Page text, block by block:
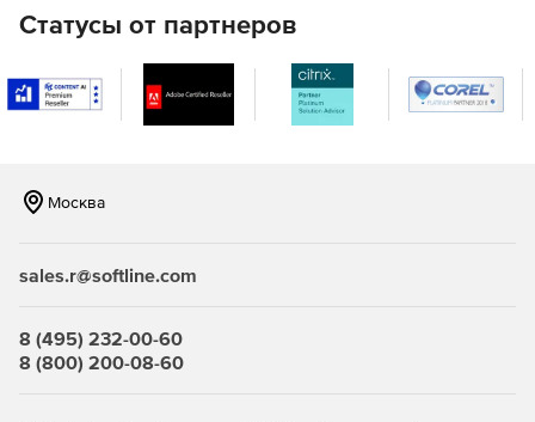
редактирование содержимого базы данных на уровне
удаление, копирование, восстановление,
геокодирование;
визуализация содержимого баз данных в условных
быстрый скроллинг и масштабирование изображения,
совместное отображение и вывод на печать
векторных, растровых и матричных данных;
Статусы от партнеров
Москва
sales.r@softline.com
8 (495) 232-00-60
8 (800) 200-08-60